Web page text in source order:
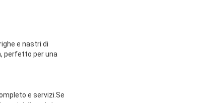
e nastri di
perfetto per una
e servizi.Se